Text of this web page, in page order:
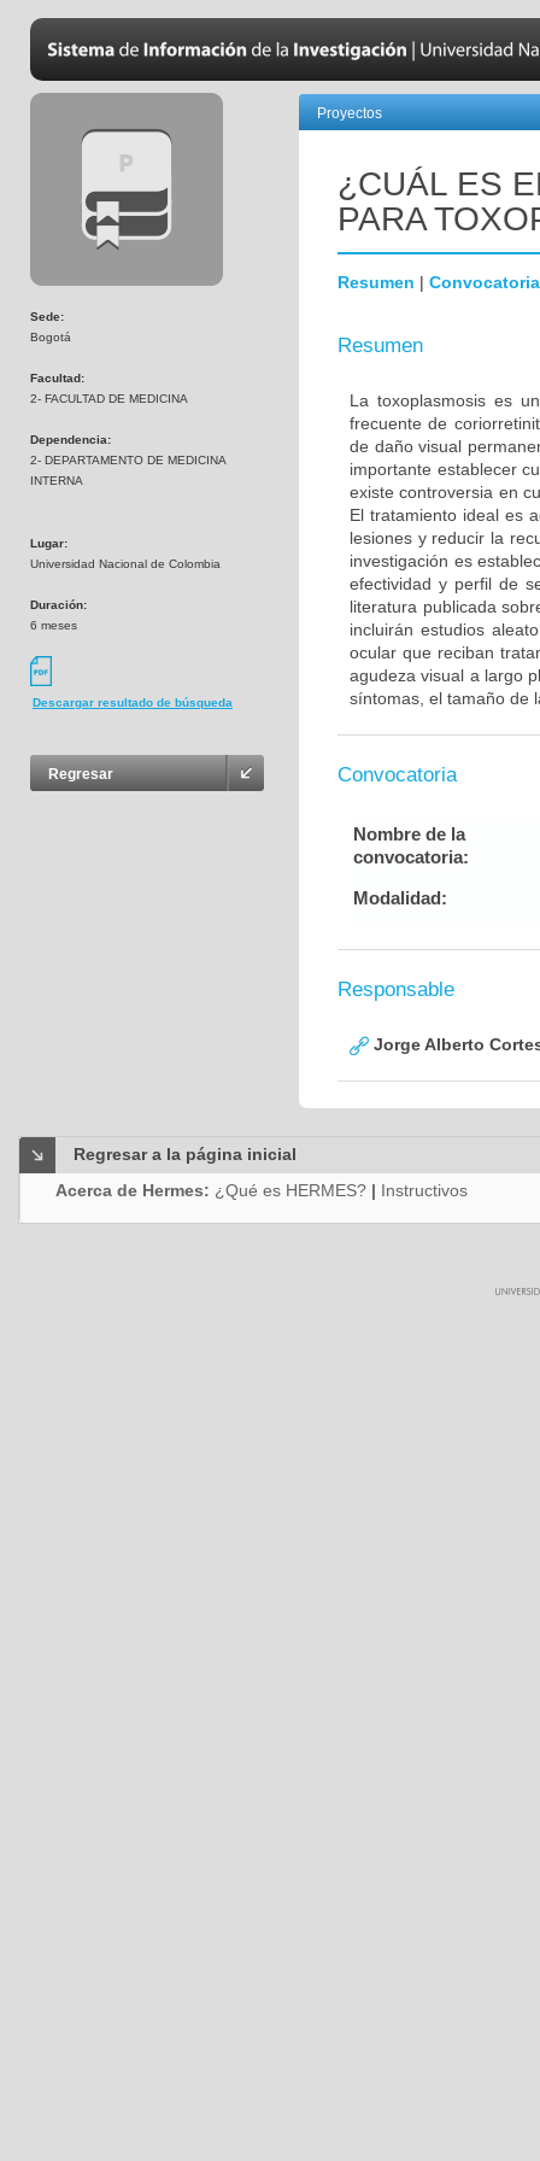
Sede:
Bogotá
Facultad:
2- FACULTAD DE MEDICINA
Dependencia:
2- DEPARTAMENTO DE MEDICINA
INTERNA
Lugar:
Universidad Nacional de Colombia
Duración:
6 meses
Descargar resultado de búsqueda
Regresar
Proyectos
¿CUÁL ES
PARA
Resumen | Convocatoria
Resumen
La toxoplasmosis es
frecuente de
de daño visual
importante establecer
existe controversia en
El tratamiento ideal es
lesiones y reducir la
investigación es
efectividad y perfil de
literatura publicada
incluirán estudios
ocular que reciban
agudeza visual a largo
síntomas, el tamaño de
Convocatoria
Nombre de la
convocatoria:
Modalidad:
Responsable
Jorge Alberto
Regresar a la página inicial
Acerca de Hermes: ¿Qué es HERMES? | Instructivos